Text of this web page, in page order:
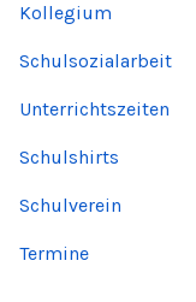
Kollegium
Schulsozialarbeit
Unterrichtszeiten
Schulshirts
Schulverein
Termine